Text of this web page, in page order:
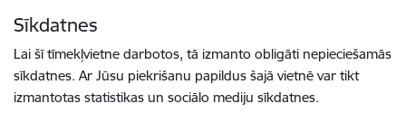
Sīkdatnes
Lai šī tīmekļvietne darbotos, tā izmanto obligāti nepieciešamās
sīkdatnes. Ar Jūsu piekrišanu papildus šajā vietnē var tikt
izmantotas statistikas un sociālo mediju sīkdatnes.